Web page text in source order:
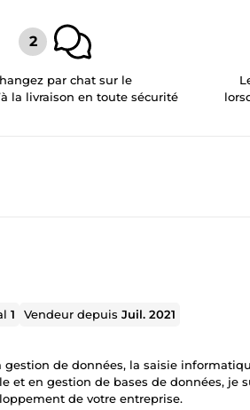
par chat sur le
la livraison en toute sécurité
1 Vendeur depuisJuil. 2021
de données, la saisie
et en gestion de bases de données, je
de votre entreprise.